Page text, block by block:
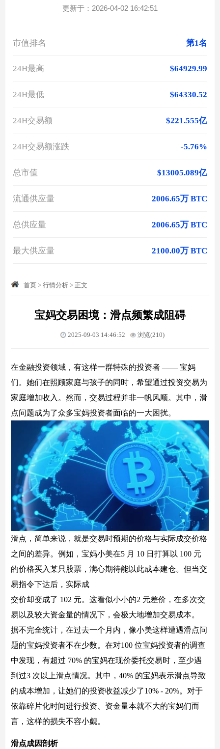
更新于：2026-04-02 16:42:51
市值排名 第1名
24H最高 $64929.99
24H最低 $64330.52
24H交易额 $221.555亿
24H交易额涨跌 -5.76%
总市值 $13005.089亿
流通供应量 2006.65万 BTC
总供应量 2006.65万 BTC
最大供应量 2100.00万 BTC
首页 >行情分析 >正文
宝妈交易困境：滑点频繁成阻碍
2025-09-03 14:46:52 浏览(210)
在金融投资领域，有这样一群特殊的投资者 —— 宝妈
们。她们在照顾家庭与孩子的同时，希望通过投资交易为
家庭增加收入。然而，交易过程并非一帆风顺。其中，滑
点问题成为了众多宝妈投资者面临的一大困扰。
滑点，简单来说，就是交易时预期的价格与实际成交价格
之间的差异。例如，宝妈小美在5 月 10 日打算以 100 元
的价格买入某只股票，满心期待能以此成本建仓。但当交
易指令下达后，实际成
交价却变成了 102 元。这看似小小的2 元差价，在多次交
易以及较大资金量的情况下，会极大地增加交易成本。
据不完全统计，在过去一个月内，像小美这样遭遇滑点问
题的宝妈投资者不在少数。在对100 位宝妈投资者的调查
中发现，有超过 70% 的宝妈在现价委托交易时，至少遇
到过3 次以上滑点情况。其中，40% 的宝妈表示滑点导致
的成本增加，让她们的投资收益减少了10% - 20%。对于
依靠碎片化时间进行投资、资金量本就不大的宝妈们而
言，这样的损失不容小觑。
滑点成因剖析